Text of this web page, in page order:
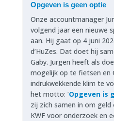
Opgeven is geen optie
Onze accountmanager
volgend jaar een nieuwe
aan. Hij gaat op 4 juni
d’HuZes. Dat doet hij
Gaby. Jurgen heeft als
mogelijk op te fietsen en
indrukwekkende klim te
het motto: ‘Opgeven is
zij zich samen in om
KWF voor onderzoek en